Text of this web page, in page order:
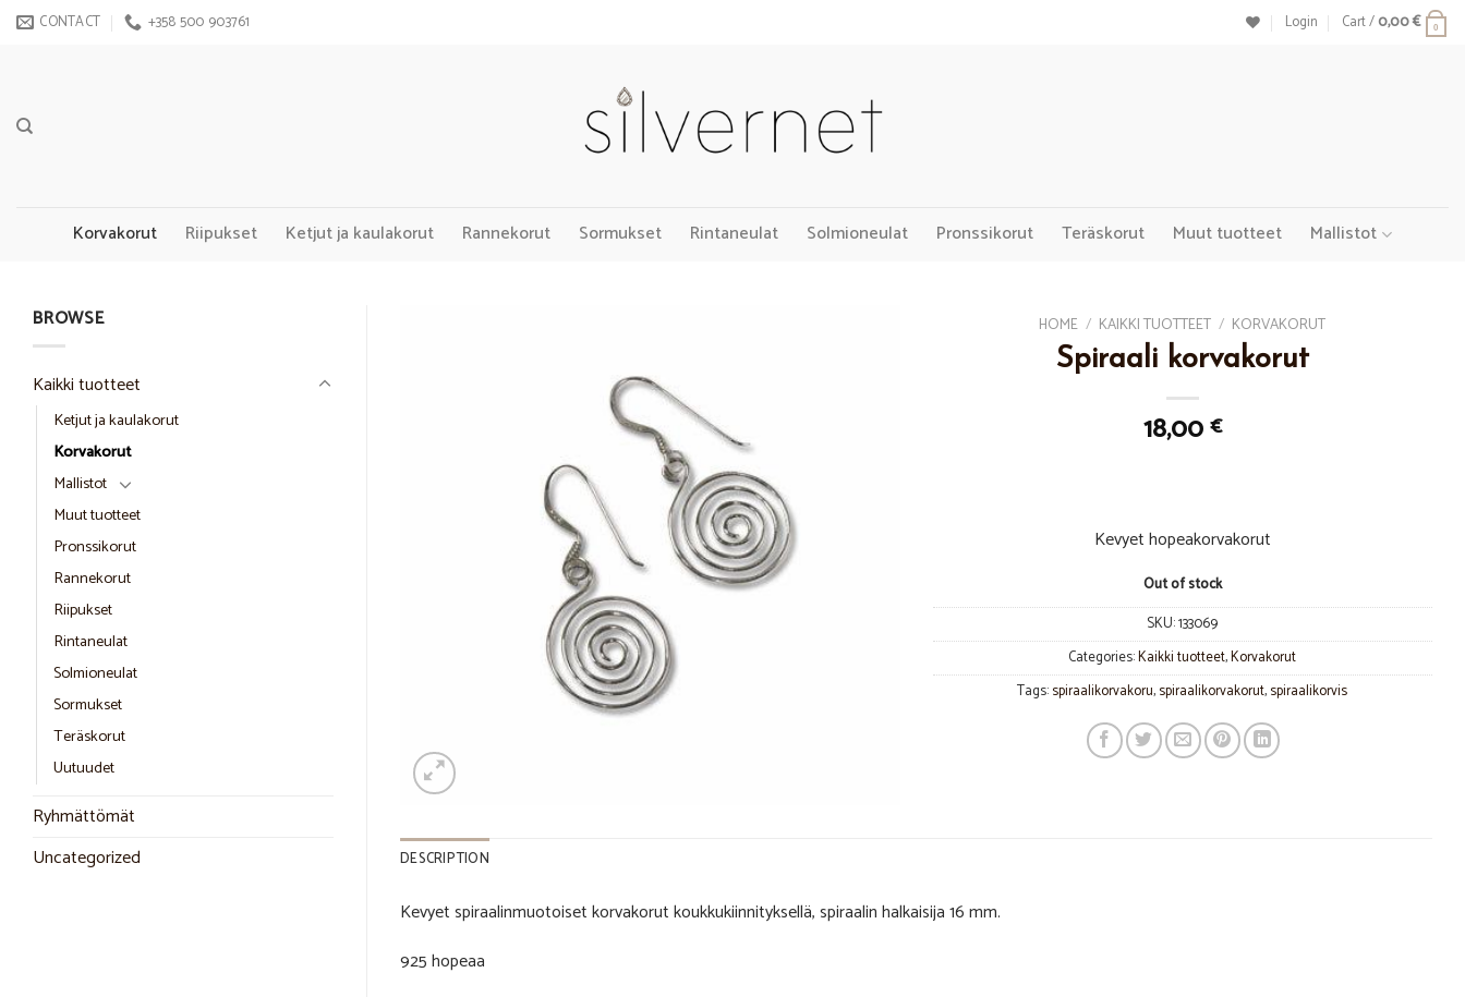
Skip CONTACT +358 500 903761 Login Cart /0,00€ 0
Korvakorut Riipukset Ketjut ja kaulakorut Rannekorut Sormukset Rintaneulat Solmioneulat Pronssikorut Teräskorut Muut tuotteet Mallistot
BROWSE
Kaikki tuotteet
Ketjut ja kaulakorut
Korvakorut
Mallistot
Muut tuotteet
Pronssikorut
Rannekorut
Riipukset
Rintaneulat
Solmioneulat
Sormukset
Teräskorut
Uutuudet
Ryhmättömät
Uncategorized
HOME / KAIKKI TUOTTEET / KORVAKORUT
Spiraali korvakorut
18,00 €
Kevyet hopeakorvakorut
Out of stock
SKU:133069
Categories:Kaikki tuotteet,Korvakorut
Tags:spiraalikorvakoru,spiraalikorvakorut,spiraalikorvis
DESCRIPTION
Kevyet spiraalinmuotoiset korvakorut koukkukiinnityksellä, spiraalin halkaisija 16 mm.
925 hopeaa